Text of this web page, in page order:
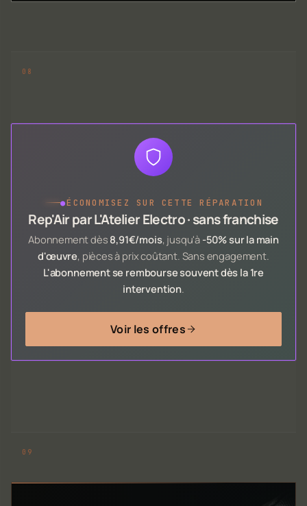
●ÉCONOMISEZ SUR CETTE RÉPARATION
Rep'Air par L'Atelier Electro · sans franchise
Abonnement dès 8,91€/mois, jusqu'à -50% sur la main
d'œuvre, pièces à prix coûtant. Sans engagement.
L'abonnement se rembourse souvent dès la 1re
intervention.
Voir les offres